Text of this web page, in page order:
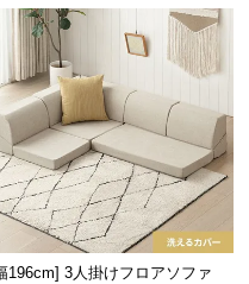
196cm] 3人掛けフロアソファ